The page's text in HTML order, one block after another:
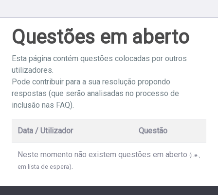
Questões em aberto
Esta página contém questões colocadas por outros
utilizadores.
Pode contribuir para a sua resolução propondo
respostas (que serão analisadas no processo de
inclusão nas FAQ).
Data / Utilizador Questão
Neste momento não existem questões em aberto (i.e.,
em lista de espera).